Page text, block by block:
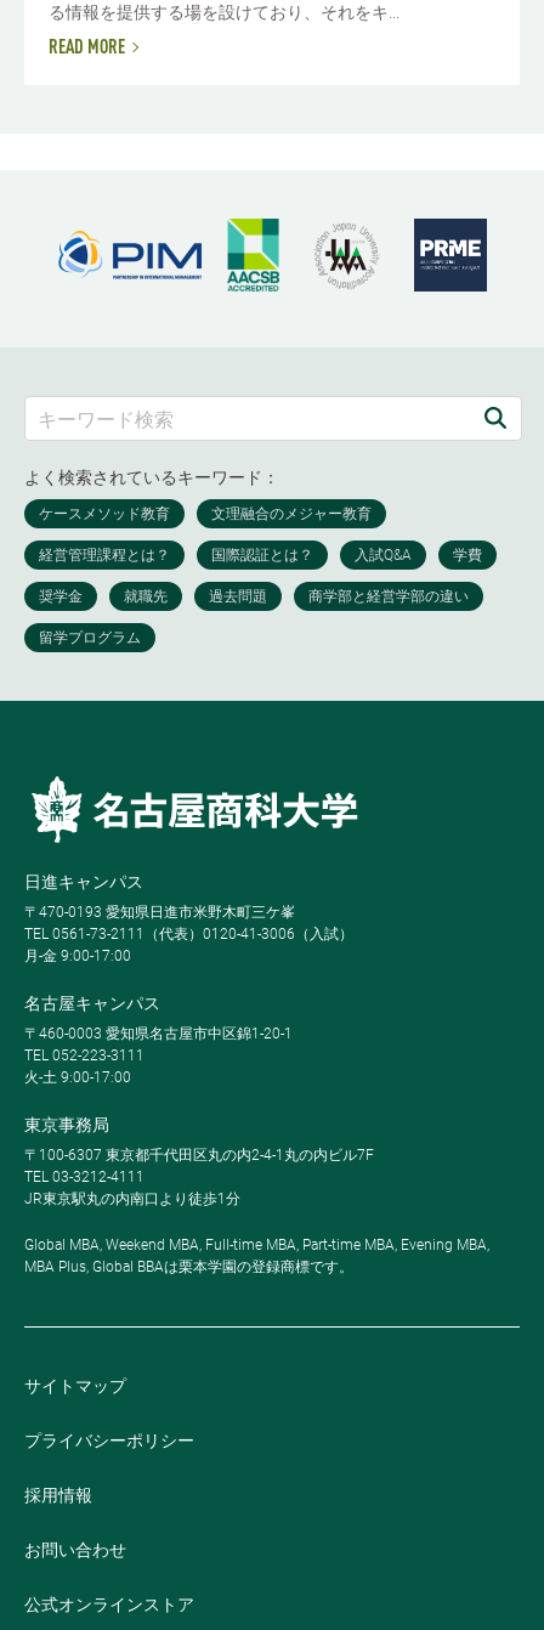
る情報を提供する場を設けており、それをキ...
READ MORE
よく検索されているキーワード：
日進キャンパス
〒470-0193 愛知県日進市米野木町三ケ峯
TEL 0561-73-2111（代表）0120-41-3006（入試）
月-金 9:00-17:00
名古屋キャンパス
〒460-0003 愛知県名古屋市中区錦1-20-1
TEL 052-223-3111
火-土 9:00-17:00
東京事務局
〒100-6307 東京都千代田区丸の内2-4-1丸の内ビル7F
TEL 03-3212-4111
JR東京駅丸の内南口より徒歩1分
Global MBA, Weekend MBA, Full-time MBA, Part-time MBA, Evening MBA,
MBA Plus, Global BBAは栗本学園の登録商標です。
サイトマップ
プライバシーポリシー
採用情報
お問い合わせ
公式オンラインストア